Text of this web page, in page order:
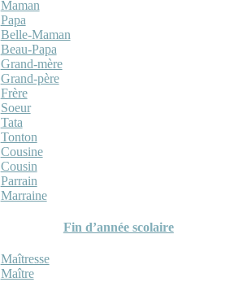
Maman
Papa
Belle-Maman
Beau-Papa
Grand-mère
Grand-père
Frère
Soeur
Tata
Tonton
Cousine
Cousin
Parrain
Marraine
Fin d’année scolaire
Maîtresse
Maître